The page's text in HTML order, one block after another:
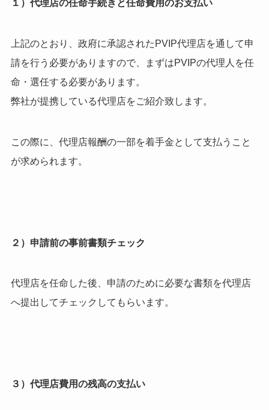
１）代理店の任命手続きと任命費用のお支払い
上記のとおり、政府に承認されたPVIP代理店を通して申
請を行う必要がありますので、まずはPVIPの代理人を任
命・選任する必要があります。
弊社が提携している代理店をご紹介致します。
この際に、代理店報酬の一部を着手金として支払うこと
が求められます。
２）申請前の事前書類チェック
代理店を任命した後、申請のために必要な書類を代理店
へ提出してチェックしてもらいます。
３）代理店費用の残高の支払い